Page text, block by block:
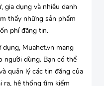
gia dụng và nhiều danh
thấy những sản phẩm
phí đăng tin.
Muahet.vn mang
người dùng. Bạn có thể
quản lý các tin đăng của
ra, hệ thống tìm kiếm